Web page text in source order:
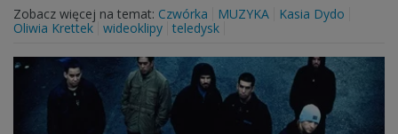
Zobacz więcej na temat: Czwórka MUZYKA
Kasia Dydo
Oliwia Krettek wideoklipy teledysk